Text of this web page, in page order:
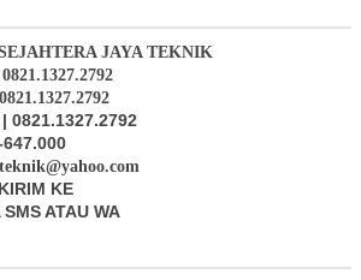
JAYA TEKNIK
0821.1327.2792
647.000
KE
ATAU WA